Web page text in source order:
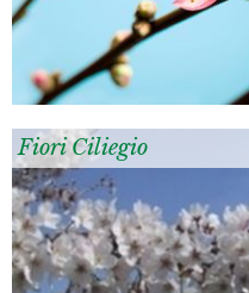
Fiori Ciliegio